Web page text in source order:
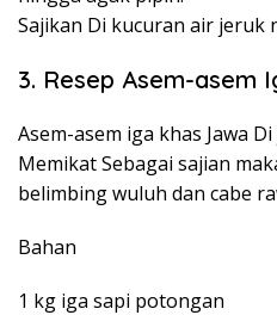
Sajikan Di kucuran air jeruk
3. Resep Asem-asem
Asem-asem iga khas Jawa
Memikat Sebagai sajian
belimbing wuluh dan cabe
Bahan
1 kg iga sapi potongan